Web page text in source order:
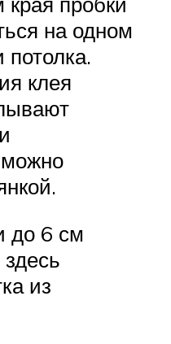
на одном
потолка.
клея
до 6 см
из